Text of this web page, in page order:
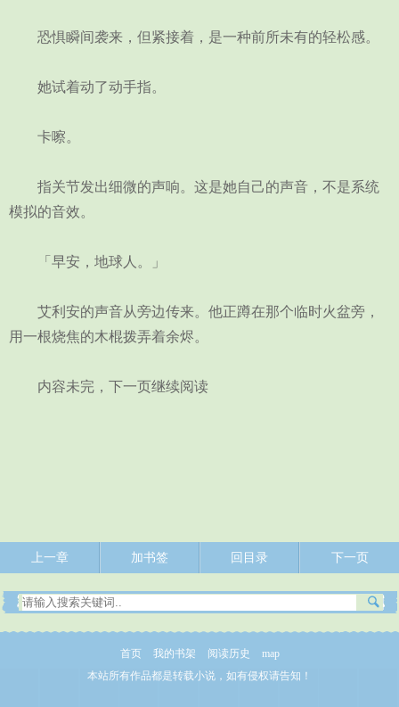
恐惧瞬间袭来，但紧接着，是一种前所未有的轻松感。
她试着动了动手指。
卡嚓。
指关节发出细微的声响。这是她自己的声音，不是系统
模拟的音效。
「早安，地球人。」
艾利安的声音从旁边传来。他正蹲在那个临时火盆旁，
用一根烧焦的木棍拨弄着余烬。
内容未完，下一页继续阅读
上一章 加书签 回目录 下一页
首页 我的书架 阅读历史
map
本站所有作品都是转载小说，如有侵权请告知！